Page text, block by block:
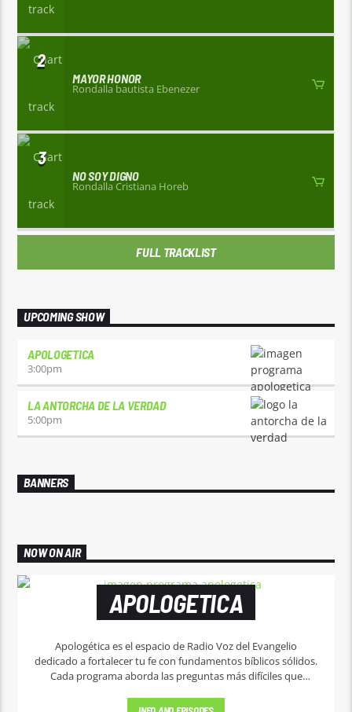
2
MAYOR HONOR
Rondalla bautista Ebenezer
3
NO SOY DIGNO
Rondalla Cristiana Horeb
FULL TRACKLIST
UPCOMING SHOW
APOLOGETICA
3:00pm
LA ANTORCHA DE LA VERDAD
5:00pm
BANNERS
NOW ON AIR
APOLOGETICA
Apologética es el espacio de Radio Voz del Evangelio
dedicado a fortalecer tu fe con fundamentos bíblicos sólidos.
Cada programa aborda las preguntas más difíciles que
escepticismo? ¿Qué responde la Biblia a las dudas más